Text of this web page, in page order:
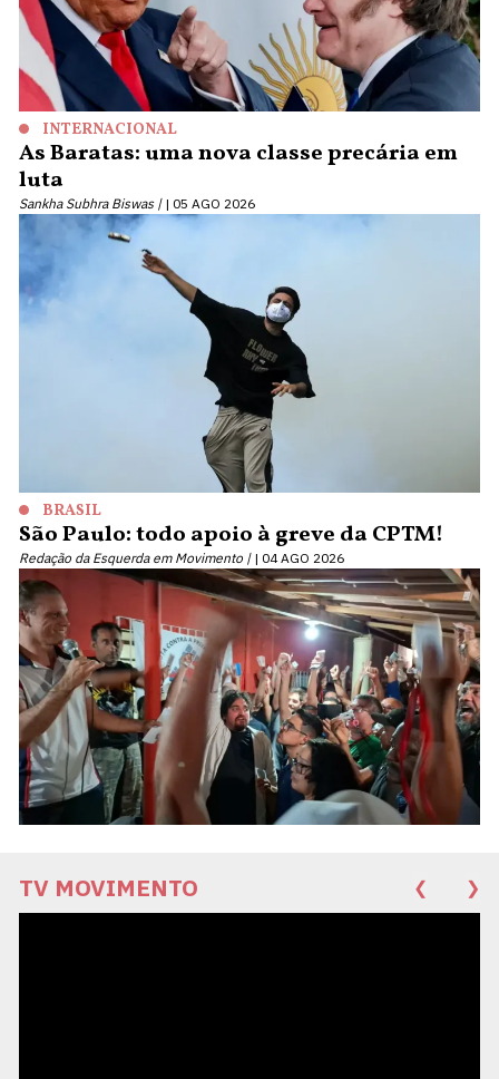
INTERNACIONAL
As Baratas: uma nova classe precária em
luta
Sankha Subhra Biswas | 05 AGO 2026
BRASIL
São Paulo: todo apoio à greve da CPTM!
Redação da Esquerda em Movimento | 04 AGO 2026
TV MOVIMENTO ❮ ❯